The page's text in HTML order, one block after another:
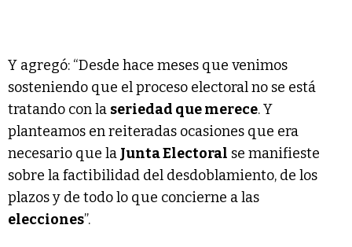
Y agregó: “Desde hace meses que venimos
sosteniendo que el proceso electoral no se está
tratando con la seriedad que merece. Y
planteamos en reiteradas ocasiones que era
necesario que la Junta Electoral se manifieste
sobre la factibilidad del desdoblamiento, de los
plazos y de todo lo que concierne a las
elecciones”.